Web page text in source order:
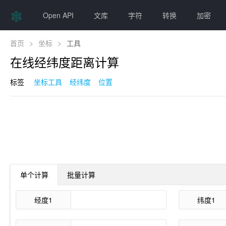
Open API 文库 字符 转换 加密
首页 > 坐标 > 工具
在线经纬度距离计算
标签 坐标工具 经纬度 位置
单个计算 批量计算
经度1 纬度1